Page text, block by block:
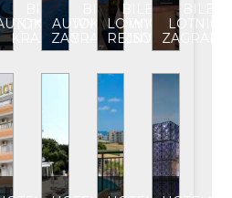
KRAJOWY
BILET
AUTOKAROWY
ZAGRANICZNY
BILET
LOTNICZY
REJSOWY
BILET